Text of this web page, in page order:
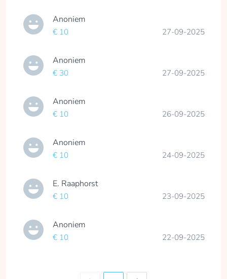
Anoniem
€ 10 27-09-2025
Anoniem
€ 30 27-09-2025
Anoniem
€ 10 26-09-2025
Anoniem
€ 10 24-09-2025
E. Raaphorst
€ 10 23-09-2025
Anoniem
€ 10 22-09-2025